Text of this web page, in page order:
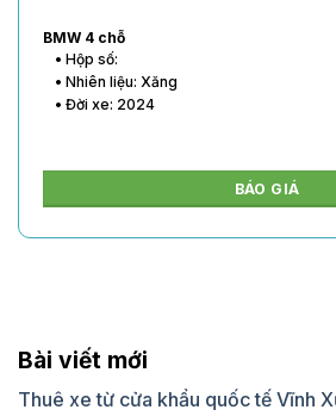
BMW 4 chỗ
• Hộp số:
• Nhiên liệu: Xăng
• Đời xe: 2024
BÁO GIÁ
Bài viết mới
Thuê xe từ cửa khẩu quốc tế Vĩnh